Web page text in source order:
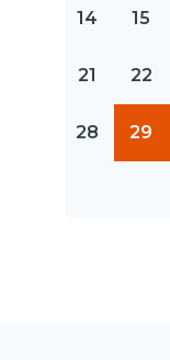
14 15
21 22
28 29